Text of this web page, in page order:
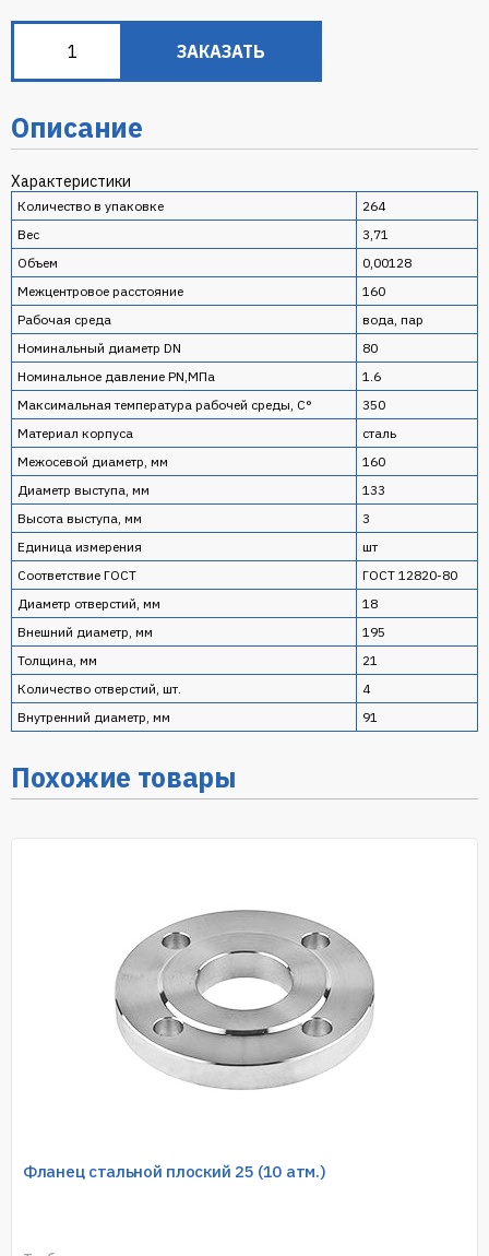
ЗАКАЗАТЬ
Описание
Характеристики
Количество в упаковке
264
Вес
3,71
Объем
0,00128
Межцентровое расстояние
160
Рабочая среда
вода, пар
Номинальный диаметр DN
80
Номинальное давление PN,МПа
1.6
Максимальная температура рабочей среды, С°
350
Материал корпуса
сталь
Межосевой диаметр, мм
160
Диаметр выступа, мм
133
Высота выступа, мм
3
Единица измерения
шт
Соответствие ГОСТ
ГОСТ 12820-80
Диаметр отверстий, мм
18
Внешний диаметр, мм
195
Толщина, мм
21
Количество отверстий, шт.
4
Внутренний диаметр, мм
91
Похожие товары
Фланец стальной плоский 25 (10 атм.)